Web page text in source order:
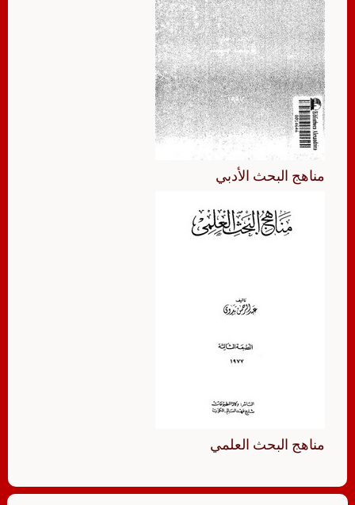
مناهج البحث الأدبي
مناهج البحث العلمي